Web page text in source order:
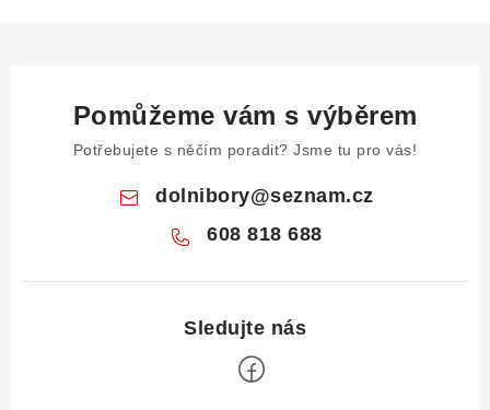
Pomůžeme vám s výběrem
Potřebujete s něčím poradit? Jsme tu pro vás!
dolnibory@seznam.cz
608 818 688